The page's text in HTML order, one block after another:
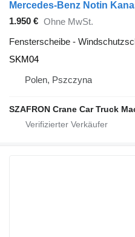
1.950 € Ohne MwSt.
Fensterscheibe -
SKM04
Polen, Pszczyna
SZAFRON Crane Car Truck